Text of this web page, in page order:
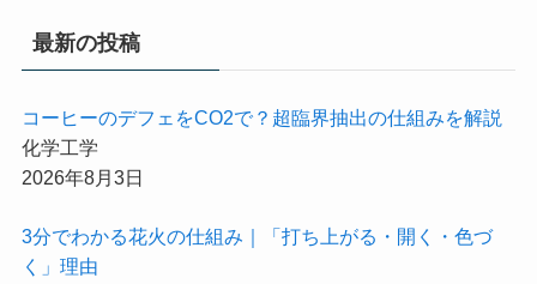
最新の投稿
コーヒーのデフェをCO2で？超臨界抽出の仕組みを解説
化学工学
2026年8月3日
3分でわかる花火の仕組み｜「打ち上がる・開く・色づ
く」理由